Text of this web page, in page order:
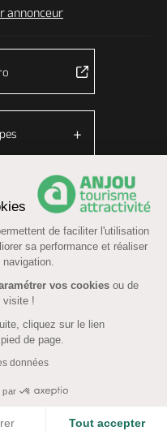
de faciliter l'utilisation
sa performance et réaliser
vos cookies ou de
visite !
cliquez sur le lien
de page.
données
par
Tout accepter
annonceur
-Fonctionnement du site
-Cookies
partiellement conforme